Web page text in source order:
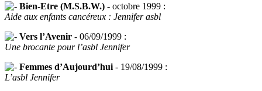
Bien-Etre (M.S.B.W.) - octobre 1999 :
Aide aux enfants cancéreux : Jennifer asbl
Vers l’Avenir - 06/09/1999 :
Une brocante pour l’asbl Jennifer
Femmes d’Aujourd’hui - 19/08/1999 :
L’asbl Jennifer